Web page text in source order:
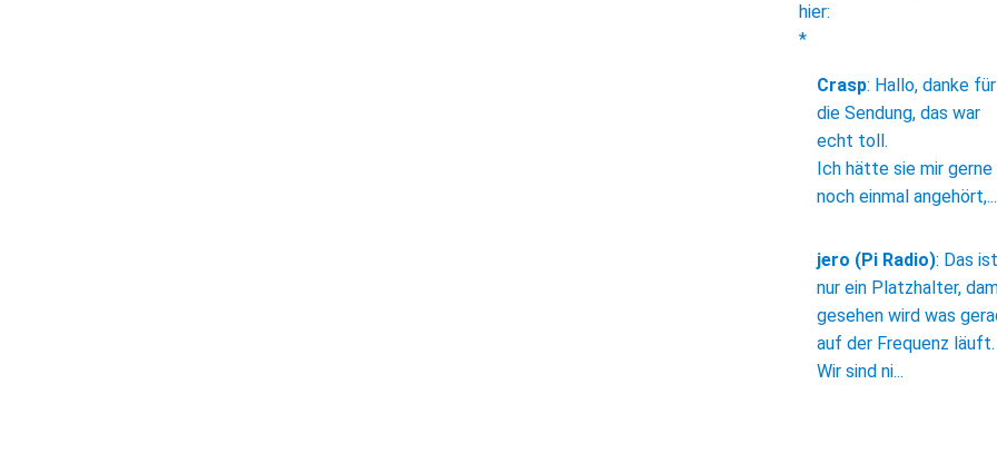
hier:
*
Crasp: Hallo, danke für
die Sendung, das war
echt toll.
Ich hätte sie mir gerne
noch einmal angehört,...
jero (Pi Radio): Das ist
nur ein Platzhalter,
gesehen wird was
auf der Frequenz läuft.
Wir sind ni...